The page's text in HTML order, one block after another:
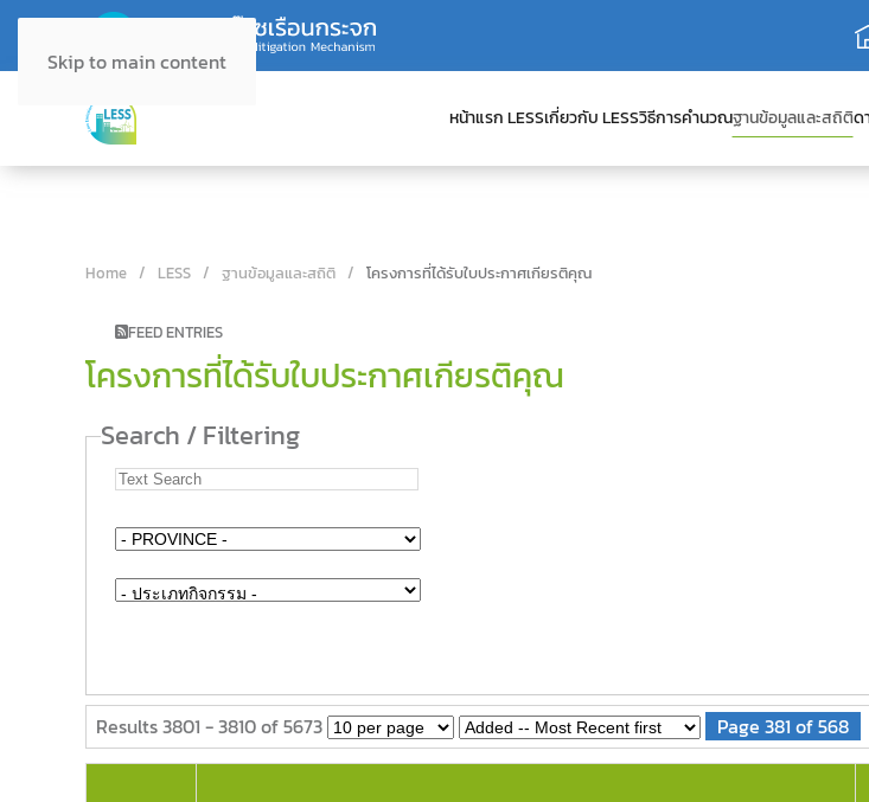
Skip to main content
หน้าแรก LESSเกี่ยวกับ LESSวิธีการคำนวณฐานข้อมูลและสถิติด
Home LESS ฐานข้อมูลและสถิติ โครงการที่ได้รับใบประกาศเกียรติคุณ
FEED ENTRIES
โครงการที่ได้รับใบประกาศเกียรติคุณ
Search / Filtering
Results 3801 - 3810 of 5673 Page 381 of 568